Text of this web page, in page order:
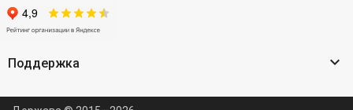
Поддержка 